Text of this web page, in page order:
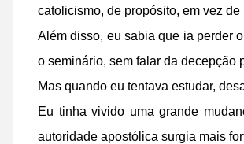
catolicismo, de propósito, em vez
Além disso, eu sabia que ia perder
o seminário, sem falar da decepção
Mas quando eu tentava estudar,
Eu tinha vivido uma grande
autoridade apostólica surgia mais